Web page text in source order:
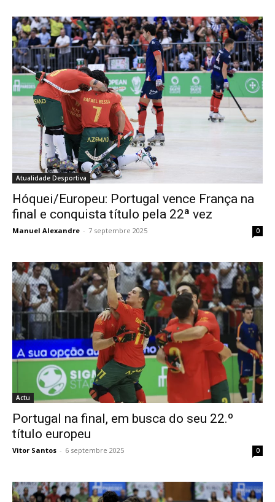
Atualidade Desportiva
Hóquei/Europeu: Portugal vence França na
final e conquista título pela 22ª vez
Manuel Alexandre - 7 septembre 2025 0
Actu
Portugal na final, em busca do seu 22.º
título europeu
Vitor Santos - 6 septembre 2025 0